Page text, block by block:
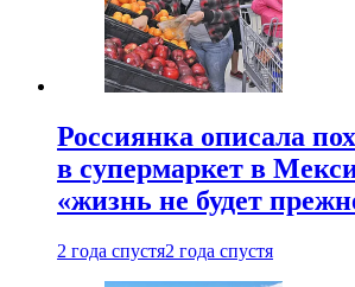
Россиянка описала
в супермаркет в
«жизнь не будет
2 года спустя2 года спустя